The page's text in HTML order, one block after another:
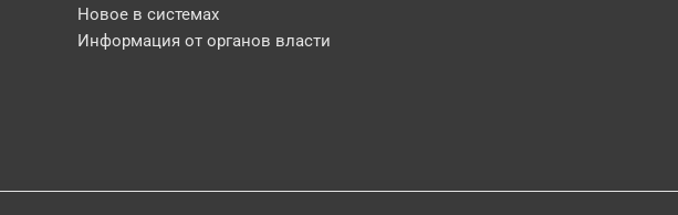
Новое в системах
Информация от органов власти